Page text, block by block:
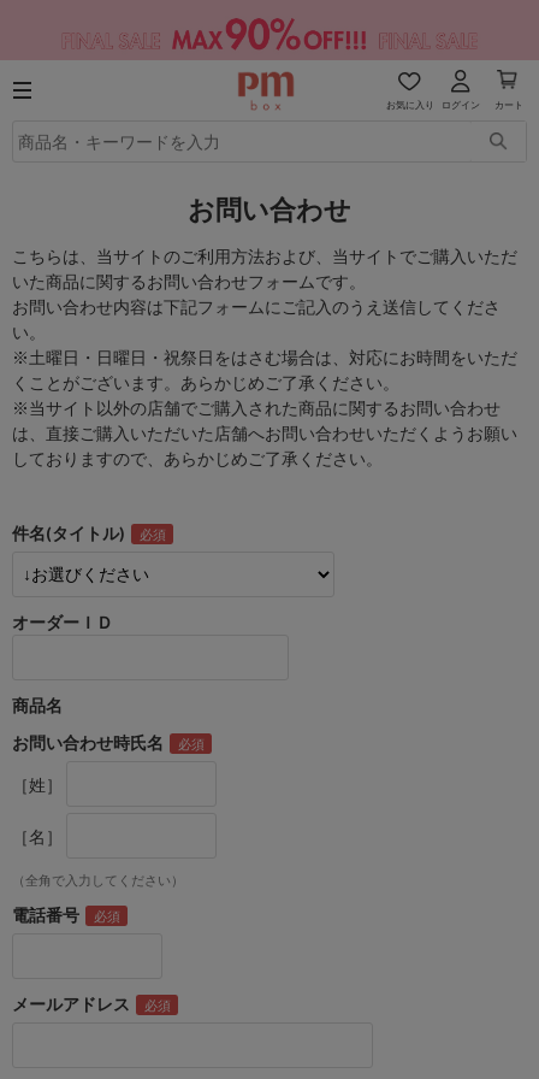
お気に入り ログイン カート
お問い合わせ
こちらは、当サイトのご利用方法および、当サイトでご購入いただ
いた商品に関するお問い合わせフォームです。
お問い合わせ内容は下記フォームにご記入のうえ送信してくださ
い。
※土曜日・日曜日・祝祭日をはさむ場合は、対応にお時間をいただ
くことがございます。あらかじめご了承ください。
※当サイト以外の店舗でご購入された商品に関するお問い合わせ
は、直接ご購入いただいた店舗へお問い合わせいただくようお願い
しておりますので、あらかじめご了承ください。
件名(タイトル)
オーダーＩＤ
商品名
お問い合わせ時氏名
［姓］
［名］
（全角で入力してください）
電話番号
メールアドレス